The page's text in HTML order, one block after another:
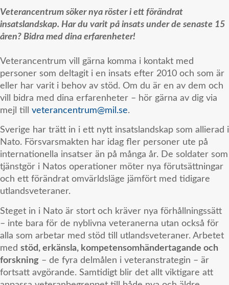
Veterancentrum söker nya röster i ett förändrat
insatslandskap. Har du varit på insats under de senaste 15
åren? Bidra med dina erfarenheter!
Veterancentrum vill gärna komma i kontakt med
personer som deltagit i en insats efter 2010 och som är
eller har varit i behov av stöd. Om du är en av dem och
vill bidra med dina erfarenheter – hör gärna av dig via
mejl till veterancentrum@mil.se.
Sverige har trätt in i ett nytt insatslandskap som allierad i
Nato. Försvarsmakten har idag fler personer ute på
internationella insatser än på många år. De soldater som
tjänstgör i Natos operationer möter nya förutsättningar
och ett förändrat omvärldsläge jämfört med tidigare
utlandsveteraner.
Steget in i Nato är stort och kräver nya förhållningssätt
– inte bara för de nyblivna veteranerna utan också för
alla som arbetar med stöd till utlandsveteraner. Arbetet
med stöd, erkänsla, kompetensomhändertagande och
forskning – de fyra delmålen i veteranstrategin – är
fortsatt avgörande. Samtidigt blir det allt viktigare att